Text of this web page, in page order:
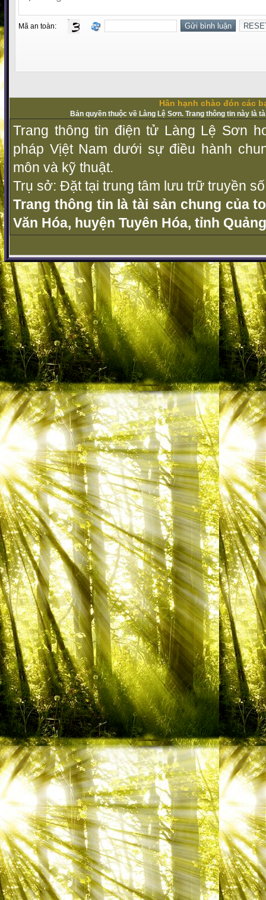
Mã an toàn:
Hân hạnh chào đón các
Bản quyền thuộc về Làng Lệ Sơn. Trang thông tin này là
Trang thông tin điện tử Làng Lệ Sơn
pháp Vịệt Nam dưới sự điều hành
môn và kỹ thuật.
Trụ sở: Đặt tại trung tâm lưu trữ truyền
Trang thông tin là tài sản chung của
Văn Hóa, huyện Tuyên Hóa, tỉnh